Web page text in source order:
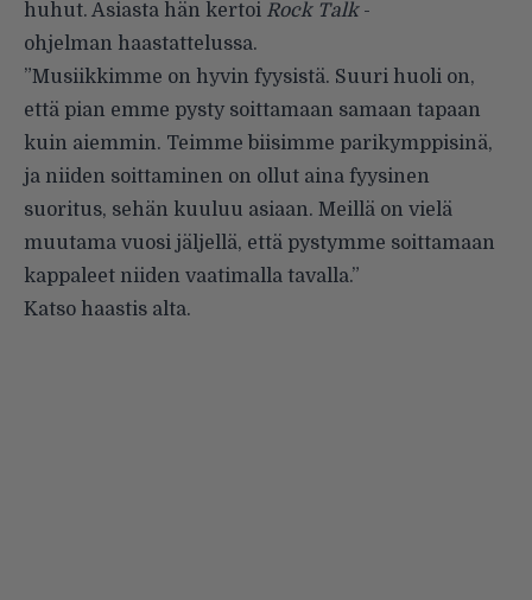
huhut. Asiasta hän kertoi Rock Talk-
ohjelman haastattelussa.
”Musiikkimme on hyvin fyysistä. Suuri huoli on,
että pian emme pysty soittamaan samaan tapaan
kuin aiemmin. Teimme biisimme parikymppisinä,
ja niiden soittaminen on ollut aina fyysinen
suoritus, sehän kuuluu asiaan. Meillä on vielä
muutama vuosi jäljellä, että pystymme soittamaan
kappaleet niiden vaatimalla tavalla.”
Katso haastis alta.